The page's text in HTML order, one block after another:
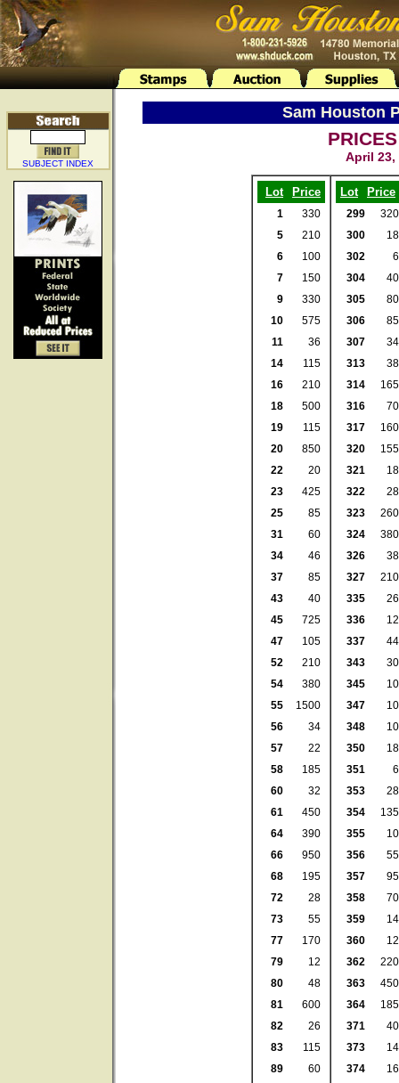
SUBJECT INDEX
Sam Houston
April 23,
Lot Price
1
330
5
210
6
100
7
150
9
330
10
575
11
36
14
115
16
210
18
500
19
115
20
850
22
20
23
425
25
85
31
60
34
46
37
85
43
40
45
725
47
105
52
210
54
380
55
1500
56
34
57
22
58
185
60
32
61
450
64
390
66
950
68
195
72
28
73
55
77
170
79
12
80
48
81
600
82
26
83
115
89
60
Lot Price
299
320
300
18
302
6
304
40
305
80
306
85
307
34
313
38
314
165
316
70
317
160
320
155
321
18
322
28
323
260
324
380
326
38
327
210
335
26
336
12
337
44
343
30
345
10
347
10
348
10
350
18
351
6
353
28
354
135
355
10
356
55
357
95
358
70
359
14
360
12
362
220
363
450
364
185
371
40
373
14
374
16